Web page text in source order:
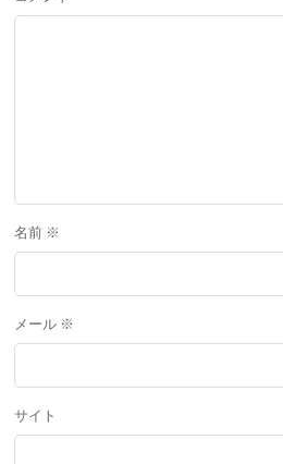
名前 ※
メール ※
サイト